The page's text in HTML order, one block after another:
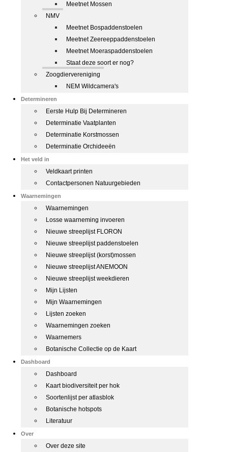
Meetnet Mossen
NMV
Meetnet Bospaddenstoelen
Meetnet Zeereeppaddenstoelen
Meetnet Moeraspaddenstoelen
Staat deze soort er nog?
Zoogdiervereniging
NEM Wildcamera's
Determineren
Eerste Hulp Bij Determineren
Determinatie Vaatplanten
Determinatie Korstmossen
Determinatie Orchideeën
Het veld in
Veldkaart printen
Contactpersonen Natuurgebieden
Waarnemingen
Waarnemingen
Losse waarneming invoeren
Nieuwe streeplijst FLORON
Nieuwe streeplijst paddenstoelen
Nieuwe streeplijst (korst)mossen
Nieuwe streeplijst ANEMOON
Nieuwe streeplijst weekdieren
Mijn Lijsten
Mijn Waarnemingen
Lijsten zoeken
Waarnemingen zoeken
Waarnemers
Botanische Collectie op de Kaart
Dashboard
Dashboard
Kaart biodiversiteit per hok
Soortenlijst per atlasblok
Botanische hotspots
Literatuur
Over
Over deze site